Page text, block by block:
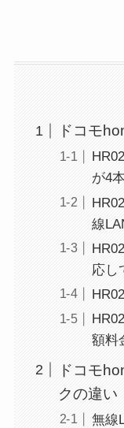
ドコモ
が4
線
応し
額料
ドコモ
クの違い
無線